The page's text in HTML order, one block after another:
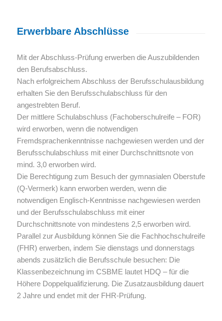
Erwerbbare Abschlüsse
Mit der Abschluss-Prüfung erwerben die Auszubildenden
den Berufsabschluss.
Nach erfolgreichem Abschluss der Berufsschulausbildung
erhalten Sie den Berufsschulabschluss für den
angestrebten Beruf.
Der mittlere Schulabschluss (Fachoberschulreife – FOR)
wird erworben, wenn die notwendigen
Fremdsprachenkenntnisse nachgewiesen werden und der
Berufsschulabschluss mit einer Durchschnittsnote von
mind. 3,0 erworben wird.
Die Berechtigung zum Besuch der gymnasialen Oberstufe
(Q-Vermerk) kann erworben werden, wenn die
notwendigen Englisch-Kenntnisse nachgewiesen werden
und der Berufsschulabschluss mit einer
Durchschnittsnote von mindestens 2,5 erworben wird.
Parallel zur Ausbildung können Sie die Fachhochschulreife
(FHR) erwerben, indem Sie dienstags und donnerstags
abends zusätzlich die Berufsschule besuchen: Die
Klassenbezeichnung im CSBME lautet HDQ – für die
Höhere Doppelqualifizierung. Die Zusatzausbildung dauert
2 Jahre und endet mit der FHR-Prüfung.